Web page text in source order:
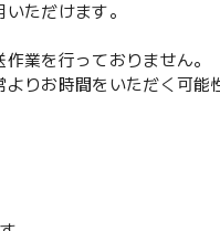
ただけます。
業を行っておりません。
りお時間をいただく可能